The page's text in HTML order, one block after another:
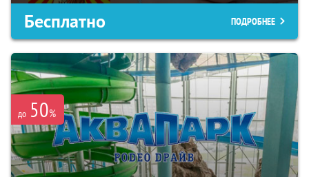
Бесплатно ПОДРОБНЕЕ
до 50%